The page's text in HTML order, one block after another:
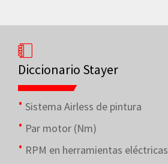
Diccionario Stayer
Sistema Airless de pintura
Par motor (Nm)
RPM en herramientas eléctricas